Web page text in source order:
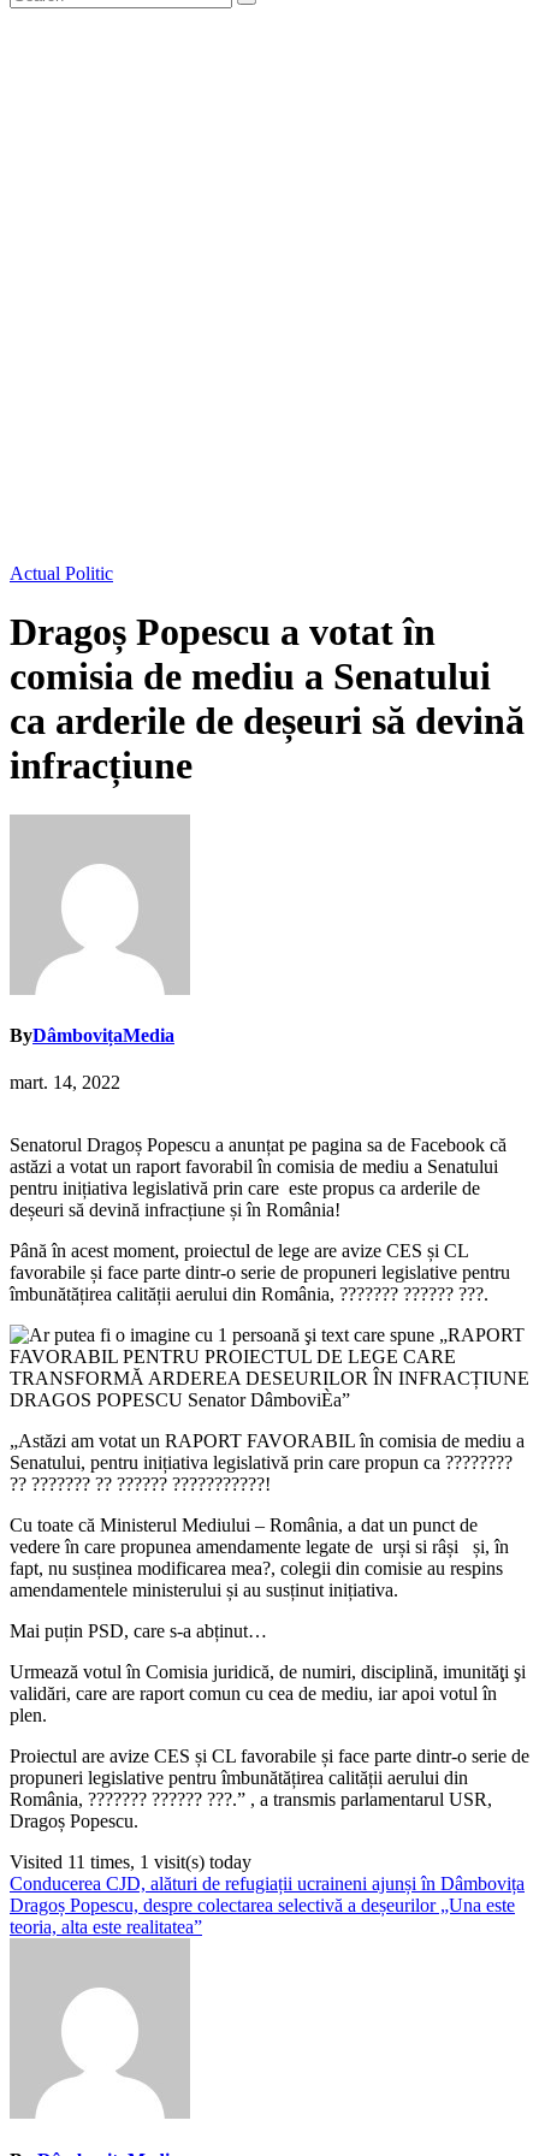
Actual Politic
Dragoș Popescu a votat în
comisia de mediu a Senatului
ca arderile de deșeuri să devină
infracțiune
ByDâmbovițaMedia
mart. 14, 2022
Senatorul Dragoș Popescu a anunțat pe pagina sa de Facebook că
astăzi a votat un raport favorabil în comisia de mediu a Senatului
pentru inițiativa legislativă prin care este propus ca arderile de
deșeuri să devină infracțiune și în România!
Până în acest moment, proiectul de lege are avize CES și CL
favorabile și face parte dintr-o serie de propuneri legislative pentru
îmbunătățirea calității aerului din România, ??????? ?????? ???.
„Astăzi am votat un RAPORT FAVORABIL în comisia de mediu a
Senatului, pentru inițiativa legislativă prin care propun ca ????????
?? ??????? ?? ?????? ???????????!
Cu toate că Ministerul Mediului – România, a dat un punct de
vedere în care propunea amendamente legate de urși si râși și, în
fapt, nu susținea modificarea mea?, colegii din comisie au respins
amendamentele ministerului și au susținut inițiativa.
Mai puțin PSD, care s-a abținut…
Urmează votul în Comisia juridică, de numiri, disciplină, imunităţi şi
validări, care are raport comun cu cea de mediu, iar apoi votul în
plen.
Proiectul are avize CES și CL favorabile și face parte dintr-o serie de
propuneri legislative pentru îmbunătățirea calității aerului din
România, ??????? ?????? ???.” , a transmis parlamentarul USR,
Dragoș Popescu.
Visited 11 times, 1 visit(s) today
Navigare
în
Conducerea CJD, alături de refugiații ucraineni ajunși în Dâmbovița
Dragoș Popescu, despre colectarea selectivă a deșeurilor „Una este
teoria, alta este realitatea”